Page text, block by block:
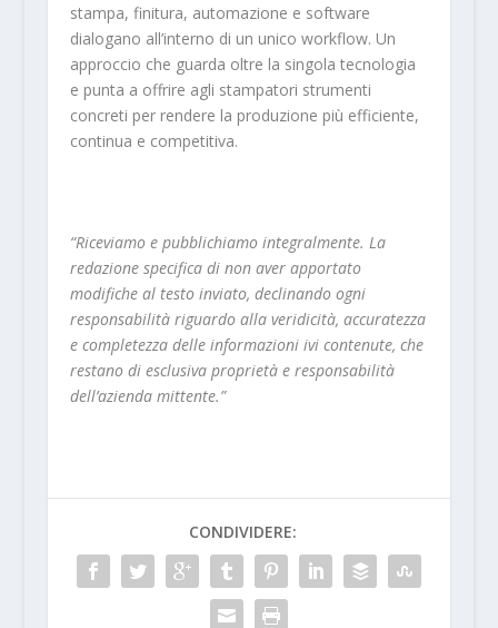
stampa, finitura, automazione e software
dialogano all’interno di un unico workflow. Un
approccio che guarda oltre la singola tecnologia
e punta a offrire agli stampatori strumenti
concreti per rendere la produzione più efficiente,
continua e competitiva.
“Riceviamo e pubblichiamo integralmente. La
redazione specifica di non aver apportato
modifiche al testo inviato, declinando ogni
responsabilità riguardo alla veridicità, accuratezza
e completezza delle informazioni ivi contenute, che
restano di esclusiva proprietà e responsabilità
dell’azienda mittente.”
CONDIVIDERE: